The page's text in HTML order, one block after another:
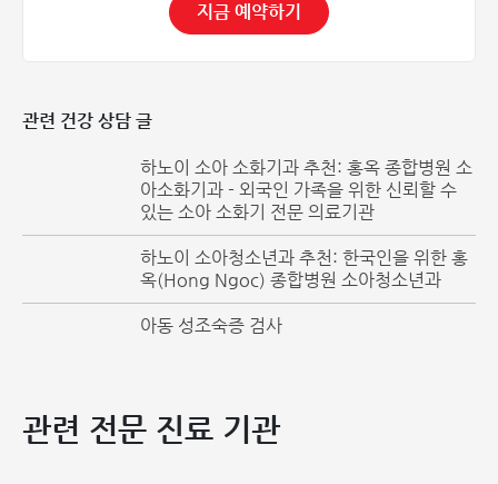
소아 모세기관지염의 증상
콧물, 코막힘, 재채기
무기력, 보챔, 수유 거부, 식욕 부진
증상 악화 단계:증상이 더 심해집니다.
호흡 곤란, 빠른 호흡 (분당 60회 초과), 천명음, 흉부 함몰,
심한 코막힘, 콧구멍 벌렁거림
지금 예약하기
관련 건강 상담 글
하노이 소아 소화기과 추천: 홍옥 종합병원 소
아소화기과 - 외국인 가족을 위한 신뢰할 수
있는 소아 소화기 전문 의료기관
하노이 소아청소년과 추천: 한국인을 위한 홍
옥(Hong Ngoc) 종합병원 소아청소년과
아동 성조숙증 검사
관련 전문 진료 기관